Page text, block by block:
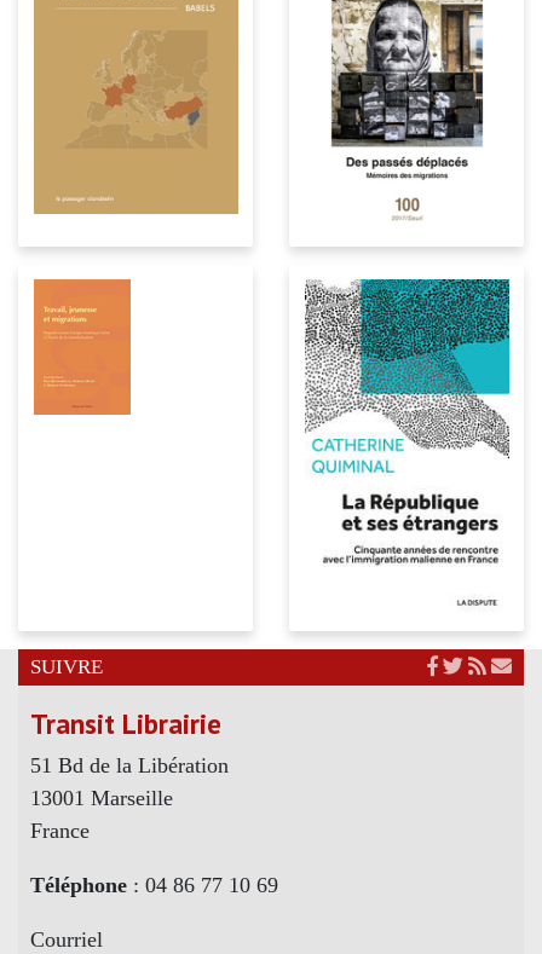
SUIVRE
Transit Librairie
51 Bd de la Libération
13001 Marseille
France
Téléphone : 04 86 77 10 69
Courriel